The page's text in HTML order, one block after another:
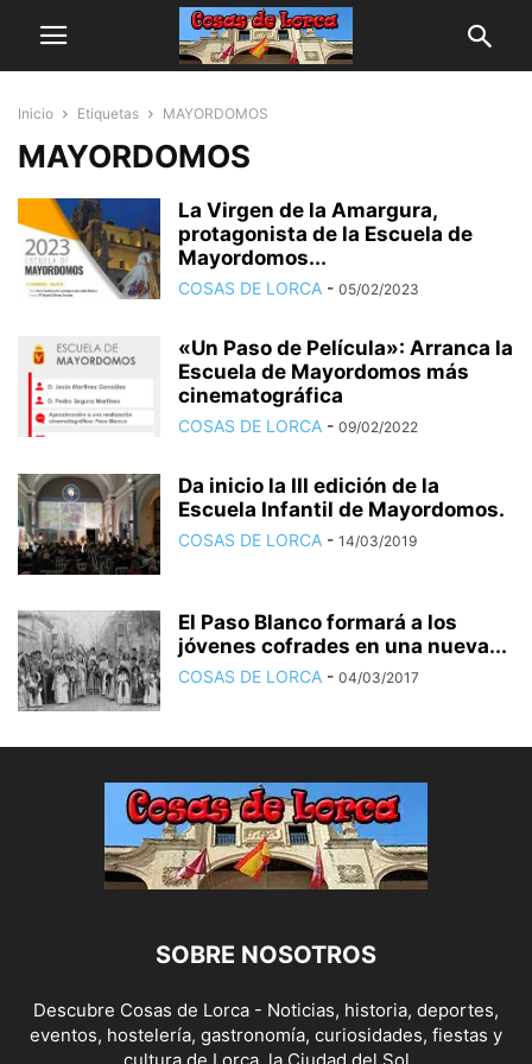
Inicio Etiquetas MAYORDOMOS
MAYORDOMOS
La Virgen de la Amargura,
protagonista de la Escuela de
Mayordomos...
COSAS DE LORCA - 05/02/2023
«Un Paso de Película»: Arranca la
Escuela de Mayordomos más
cinematográfica
COSAS DE LORCA - 09/02/2022
Da inicio la III edición de la
Escuela Infantil de Mayordomos.
COSAS DE LORCA - 14/03/2019
El Paso Blanco formará a los
jóvenes cofrades en una nueva...
COSAS DE LORCA - 04/03/2017
SOBRE NOSOTROS
Descubre Cosas de Lorca - Noticias, historia, deportes,
eventos, hostelería, gastronomía, curiosidades, fiestas y